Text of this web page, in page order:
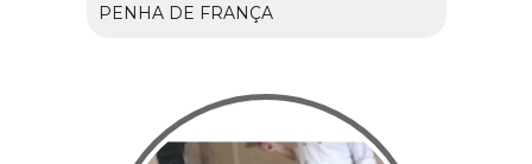
PENHA DE FRANÇA